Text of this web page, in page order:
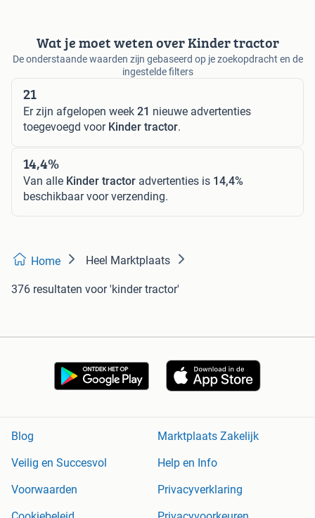
Wat je moet weten over Kinder tractor
De onderstaande waarden zijn gebaseerd op je zoekopdracht en de
ingestelde filters
21
Er zijn afgelopen week 21 nieuwe advertenties
toegevoegd voor Kinder tractor.
14,4%
Van alle Kinder tractor advertenties is 14,4%
beschikbaar voor verzending.
Home Heel Marktplaats
376 resultaten voor 'kinder tractor'
Blog
Marktplaats Zakelijk
Veilig en Succesvol
Help en Info
Voorwaarden
Privacyverklaring